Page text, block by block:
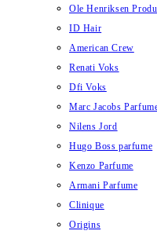
Ole Henriksen
ID Hair
American Crew
Renati Voks
Dfi Voks
Marc Jacobs
Nilens Jord
Hugo Boss parfume
Kenzo Parfume
Armani Parfume
Clinique
Origins